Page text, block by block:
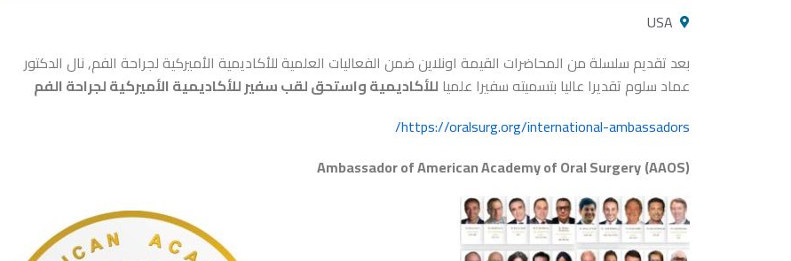
USA
بعد تقديم سلسلة من المحاضرات القيمة اونلاين ضمن الفعاليات العلمية للأكاديمية الأميركية لجراحة الفم, نال الدكتور
عماد سلوم تقديرا عاليا بتسميته سفيرا علميا للأكاديمية واستحق لقب سفير للأكاديمية الأميركية لجراحة الفم
https://oralsurg.org/international-ambassadors/
Ambassador of American Academy of Oral Surgery (AAOS)